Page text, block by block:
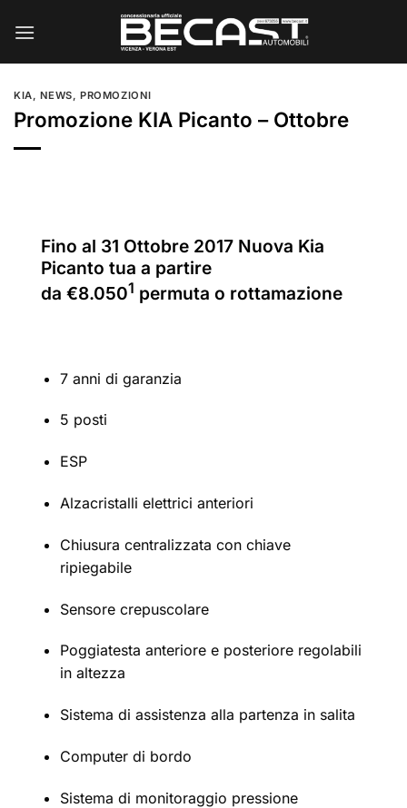
KIA, NEWS,PROMOZIONI
Promozione KIA Picanto – Ottobre
Fino al 31 Ottobre 2017 Nuova Kia
Picanto tua a partire
da €8.0501 permuta o rottamazione
7 anni di garanzia
5 posti
ESP
Alzacristalli elettrici anteriori
Chiusura centralizzata con chiave
ripiegabile
Sensore crepuscolare
Poggiatesta anteriore e posteriore regolabili
in altezza
Sistema di assistenza alla partenza in salita
Computer di bordo
Sistema di monitoraggio pressione